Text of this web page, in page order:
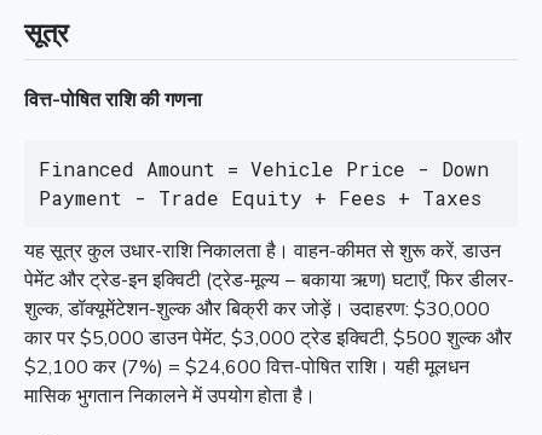
सूत्र
वित्त-पोषित राशि की गणना
Financed Amount = Vehicle Price - Down
Payment - Trade Equity + Fees + Taxes
यह सूत्र कुल उधार-राशि निकालता है। वाहन-कीमत से शुरू करें, डाउन
पेमेंट और ट्रेड-इन इक्विटी (ट्रेड-मूल्य − बकाया ऋण) घटाएँ, फिर डीलर-
शुल्क, डॉक्यूमेंटेशन-शुल्क और बिक्री कर जोड़ें। उदाहरण: $30,000
कार पर $5,000 डाउन पेमेंट, $3,000 ट्रेड इक्विटी, $500 शुल्क और
$2,100 कर (7%) = $24,600 वित्त-पोषित राशि। यही मूलधन
मासिक भुगतान निकालने में उपयोग होता है।